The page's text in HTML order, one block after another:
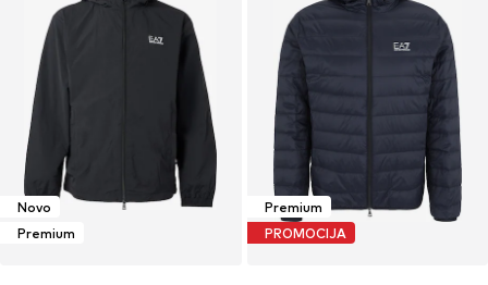
Novo
Premium
Premium
PROMOCIJA